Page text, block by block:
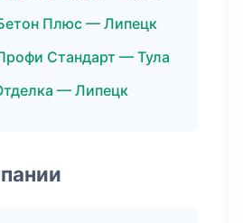
Плюс — Липецк
Стандарт — Тула
— Липецк